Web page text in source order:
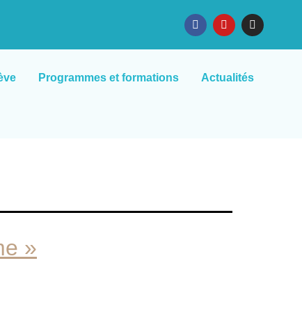
Programmes et formations Actualités
»